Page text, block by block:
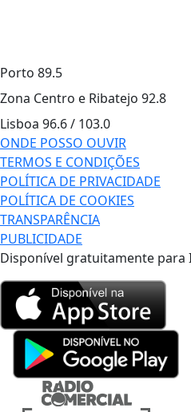
Porto 89.5
Zona Centro e Ribatejo 92.8
Lisboa 96.6 / 103.0
ONDE POSSO OUVIR
TERMOS E CONDIÇÕES
POLÍTICA DE PRIVACIDADE
POLÍTICA DE COOKIES
TRANSPARÊNCIA
PUBLICIDADE
Disponível gratuitamente para